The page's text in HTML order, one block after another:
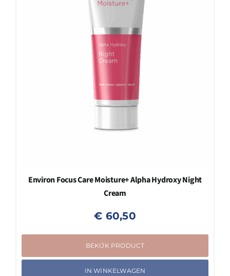
Environ Focus Care Moisture+ Alpha Hydroxy Night
Cream
€ 60,50
BEKIJK PRODUCT
IN WINKELWAGEN